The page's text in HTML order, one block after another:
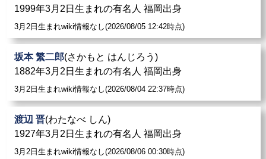
1999年3月2日生まれの有名人 福岡出身
3月2日生まれwiki情報なし(2026/08/05 12:42時点)
坂本 繁二郎(さかもと はんじろう)
1882年3月2日生まれの有名人 福岡出身
3月2日生まれwiki情報なし(2026/08/04 22:37時点)
渡辺 晋(わたなべ しん)
1927年3月2日生まれの有名人 福岡出身
3月2日生まれwiki情報なし(2026/08/06 00:30時点)